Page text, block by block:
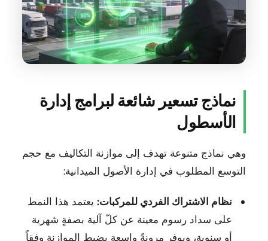
نماذج تسعير شائعة لبرامج إدارة
الأسطول
وهي نماذج متنوعة تهدف إلى موازنة التكاليف مع حجم
التوسع المطلوب في إدارة الأصول الميدانية:
نظام الاشتراك الفردي للمركبات: يعتمد هذا النمط
على سداد رسوم معينة عن كلّ آلية بصفةٍ شهرية
أو سنوية، ويوفر مرونةً واسعة بضبط الموازنة وفقاً